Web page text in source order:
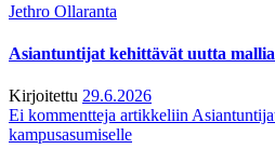
Jethro Ollaranta
Asiantuntijat kehittävät uutta mallia
Kirjoitettu 29.6.2026
Ei kommentteja artikkeliin
kampusasumiselle